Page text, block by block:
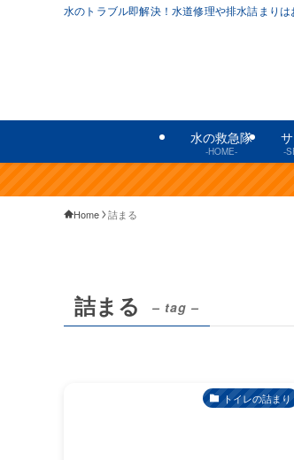
水のトラブル即解決！水道修理や排水詰まりは
水の救急隊
-HOME- -
Home 詰まる
詰まる – tag –
トイレの詰まり